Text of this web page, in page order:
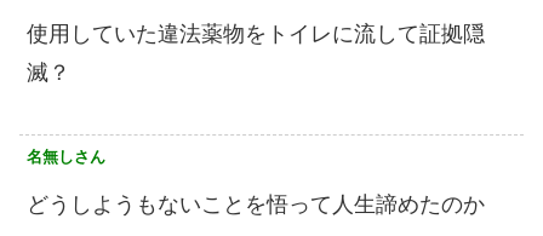
使用していた違法薬物をトイレに流して証拠隠
滅？
名無しさん
どうしようもないことを悟って人生諦めたのか